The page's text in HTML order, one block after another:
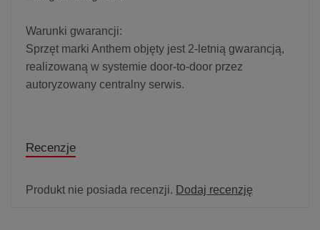
Warunki gwarancji:
Sprzęt marki Anthem objęty jest 2-letnią gwarancją,
realizowaną w systemie door-to-door przez
autoryzowany centralny serwis.
Recenzje
Produkt nie posiada recenzji. Dodaj recenzję